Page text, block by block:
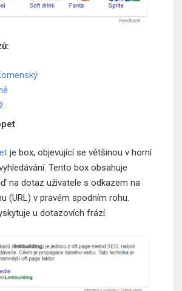
je box, objevující se většinou v horní
Tento box obsahuje
na dotaz uživatele s odkazem na
(URL) v pravém spodním rohu.
u dotazovích frází.